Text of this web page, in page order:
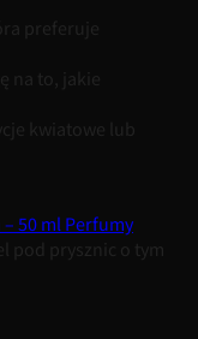
preferuje
na to, jakie
kwiatowe lub
50 ml Perfumy
pod prysznic o tym